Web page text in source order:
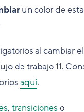
un color de
al cambiar el
de trabajo11.
aquí.
, transiciones o